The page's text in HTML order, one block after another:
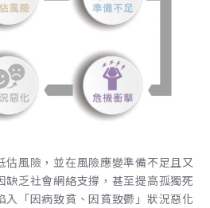
估風險，並在風險應變準備不足且又
缺乏社會網絡支撐，甚至提高孤獨死
入「因病致貧、因貧致鬱」狀況惡化